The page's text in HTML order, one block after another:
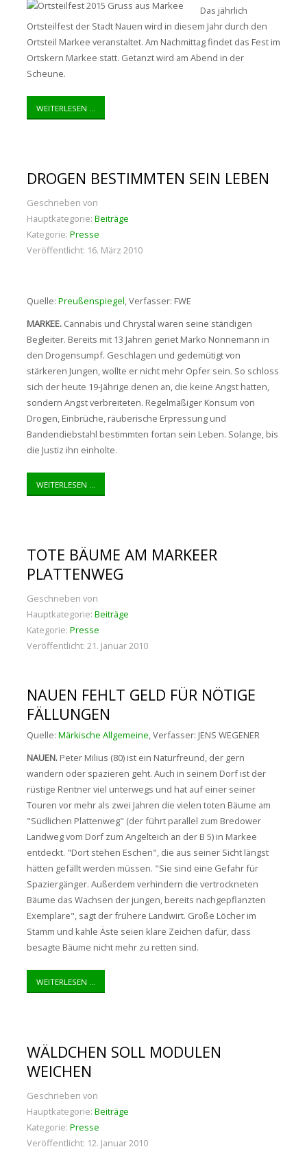
Das jährlich
Ortsteilfest der Stadt Nauen wird in diesem Jahr durch den
Ortsteil Markee veranstaltet. Am Nachmittag findet das Fest im
Ortskern Markee statt. Getanzt wird am Abend in der
Scheune.
WEITERLESEN ...
DROGEN BESTIMMTEN SEIN LEBEN
Geschrieben von
Hauptkategorie: Beiträge
Kategorie: Presse
Veröffentlicht: 16. März 2010
Quelle: Preußenspiegel, Verfasser: FWE
MARKEE.Cannabis und Chrystal waren seine ständigen
Begleiter. Bereits mit 13 Jahren geriet Marko Nonnemann in
den Drogensumpf. Geschlagen und gedemütigt von
stärkeren Jungen, wollte er nicht mehr Opfer sein. So schloss
sich der heute 19-Jährige denen an, die keine Angst hatten,
sondern Angst verbreiteten. Regelmäßiger Konsum von
Drogen, Einbrüche, räuberische Erpressung und
Bandendiebstahl bestimmten fortan sein Leben. Solange, bis
die Justiz ihn einholte.
WEITERLESEN ...
TOTE BÄUME AM MARKEER
PLATTENWEG
Geschrieben von
Hauptkategorie: Beiträge
Kategorie: Presse
Veröffentlicht: 21. Januar 2010
NAUEN FEHLT GELD FÜR NÖTIGE
FÄLLUNGEN
Quelle: Märkische Allgemeine, Verfasser: JENS WEGENER
NAUEN.Peter Milius (80) ist ein Naturfreund, der gern
wandern oder spazieren geht. Auch in seinem Dorf ist der
rüstige Rentner viel unterwegs und hat auf einer seiner
Touren vor mehr als zwei Jahren die vielen toten Bäume am
"Südlichen Plattenweg" (der führt parallel zum Bredower
Landweg vom Dorf zum Angelteich an der B 5) in Markee
entdeckt. "Dort stehen Eschen", die aus seiner Sicht längst
hätten gefällt werden müssen. "Sie sind eine Gefahr für
Spaziergänger. Außerdem verhindern die vertrockneten
Bäume das Wachsen der jungen, bereits nachgepflanzten
Exemplare", sagt der frühere Landwirt. Große Löcher im
Stamm und kahle Äste seien klare Zeichen dafür, dass
besagte Bäume nicht mehr zu retten sind.
WEITERLESEN ...
WÄLDCHEN SOLL MODULEN
WEICHEN
Geschrieben von
Hauptkategorie: Beiträge
Kategorie: Presse
Veröffentlicht: 12. Januar 2010